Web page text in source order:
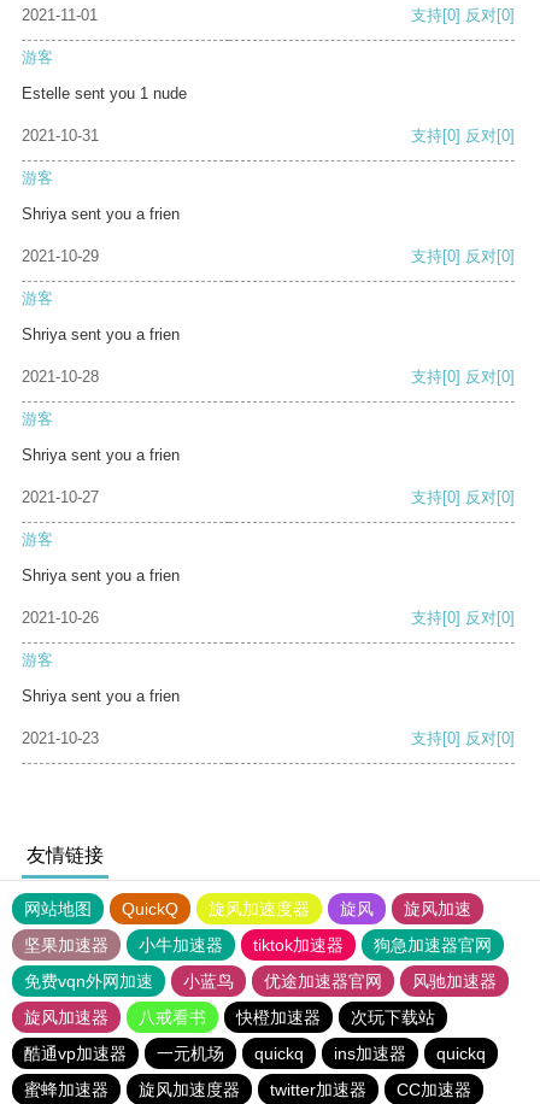
2021-11-01 支持[0] 反对[0]
游客
Estelle sent you 1 nude
2021-10-31 支持[0] 反对[0]
游客
Shriya sent you a frien
2021-10-29 支持[0] 反对[0]
游客
Shriya sent you a frien
2021-10-28 支持[0] 反对[0]
游客
Shriya sent you a frien
2021-10-27 支持[0] 反对[0]
游客
Shriya sent you a frien
2021-10-26 支持[0] 反对[0]
游客
Shriya sent you a frien
2021-10-23 支持[0] 反对[0]
友情链接
网站地图 QuickQ 旋风加速度器 旋风
旋风加速
坚果加速器
小牛加速器 tiktok加速器
狗急加速器官网
免费vqn外网加速
小蓝鸟 优途加速器官网
风驰加速器
旋风加速器
八戒看书 快橙加速器
次玩下载站
酷通vp加速器
一元机场 quickq ins加速器
quickq
蜜蜂加速器
旋风加速度器 twitter加速器 CC加速器